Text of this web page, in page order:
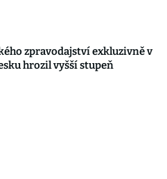
zpravodajství exkluzivně v
hrozil vyšší stupeň